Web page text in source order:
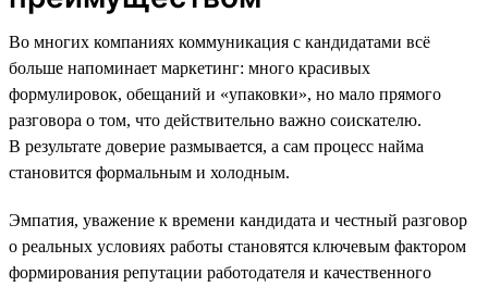
Во многих компаниях коммуникация с кандидатами всё
больше напоминает маркетинг: много красивых
формулировок, обещаний и «упаковки», но мало прямого
разговора о том, что действительно важно соискателю.
В результате доверие размывается, а сам процесс найма
становится формальным и холодным.
Эмпатия, уважение к времени кандидата и честный разговор
о реальных условиях работы становятся ключевым фактором
формирования репутации работодателя и качественного